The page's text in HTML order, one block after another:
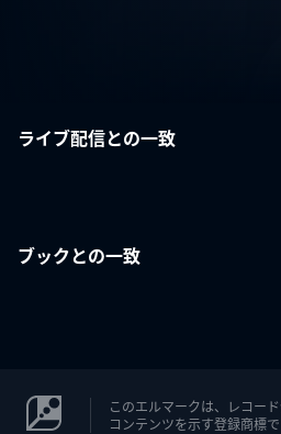
ライブ配信との一致
ブックとの一致
このエルマークは、レコー
コンテンツを示す登録商標